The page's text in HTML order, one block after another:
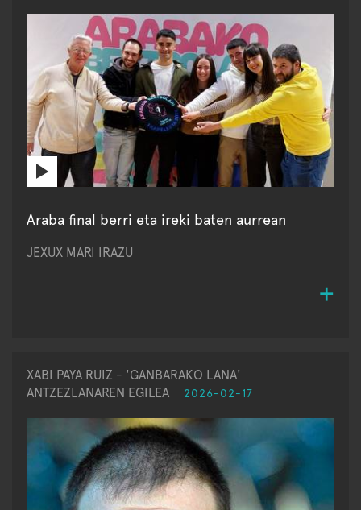
Araba final berri eta ireki baten aurrean
JEXUX MARI IRAZU
XABI PAYA RUIZ - 'GANBARAKO LANA'
ANTZEZLANAREN EGILEA
2026-02-17